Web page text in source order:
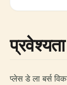
प्रवेश्यता
प्लेस डे ला बर्स